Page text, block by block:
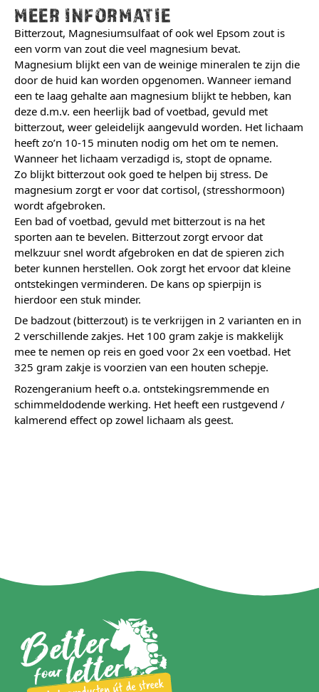
MEER INFORMATIE
Bitterzout, Magnesiumsulfaat of ook wel Epsom zout is
een vorm van zout die veel magnesium bevat.
Magnesium blijkt een van de weinige mineralen te zijn die
door de huid kan worden opgenomen. Wanneer iemand
een te laag gehalte aan magnesium blijkt te hebben, kan
deze d.m.v. een heerlijk bad of voetbad, gevuld met
bitterzout, weer geleidelijk aangevuld worden. Het lichaam
heeft zo’n 10-15 minuten nodig om het om te nemen.
Wanneer het lichaam verzadigd is, stopt de opname.
Zo blijkt bitterzout ook goed te helpen bij stress. De
magnesium zorgt er voor dat cortisol, (stresshormoon)
wordt afgebroken.
Een bad of voetbad, gevuld met bitterzout is na het
sporten aan te bevelen. Bitterzout zorgt ervoor dat
melkzuur snel wordt afgebroken en dat de spieren zich
beter kunnen herstellen. Ook zorgt het ervoor dat kleine
ontstekingen verminderen. De kans op spierpijn is
hierdoor een stuk minder.
De badzout (bitterzout) is te verkrijgen in 2 varianten en in
2 verschillende zakjes. Het 100 gram zakje is makkelijk
mee te nemen op reis en goed voor 2x een voetbad. Het
325 gram zakje is voorzien van een houten schepje.
Rozengeranium heeft o.a. ontstekingsremmende en
schimmeldodende werking. Het heeft een rustgevend /
kalmerend effect op zowel lichaam als geest.